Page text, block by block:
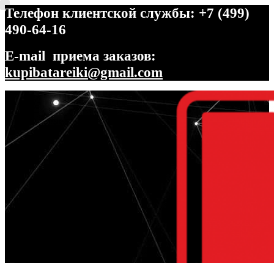
Телефон клиентской службы: +7 (499)
490-64-16
E-mail приема заказов:
kupibatareiki@gmail.com
Перейти
навигации
Перейти
содержимому